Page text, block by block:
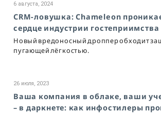
6 августа, 2024
CRM-ловушка: Chameleon
сердце индустрии гостеприимства
Новый вредоносный дроппер обходит
пугающей лёгкостью.
26 июля, 2023
Ваша компания в облаке, ваши
– в даркнете: как инфостилеры